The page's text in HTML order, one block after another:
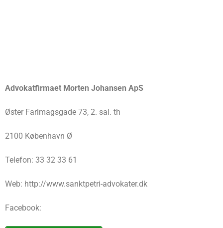
Advokatfirmaet Morten Johansen ApS
Øster Farimagsgade 73, 2. sal. th
2100 København Ø
Telefon: 33 32 33 61
Web: http://www.sanktpetri-advokater.dk
Facebook: